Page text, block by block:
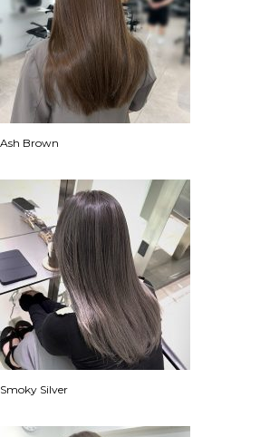
Ash Brown
Smoky Silver